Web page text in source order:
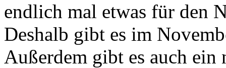
endlich mal etwas für den
Deshalb gibt es im
Außerdem gibt es auch ein